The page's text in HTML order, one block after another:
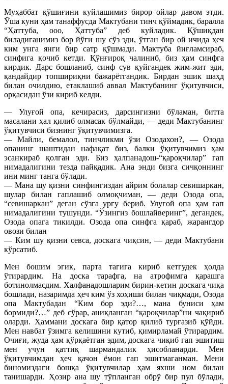
Муҳаббат қўшиғини куйлашимиз бирор ойлар давом этди.
Ўша куни ҳам танаффусда Мактубани тинч қўймадик, баралла
“Ҳаттуба, ооо, Ҳаттуба” деб куйладик. Қўшиқдан
биладиганимиз бор йўғи шу сўз эди, ўтган бир ой ичида ҳеч
ким унга янги бир сатр қўшмади. Мактуба йиғламсираб,
синфига қочиб кетди. Қўнғироқ чалиниб, биз ҳам синфга
кирдик. Дарс бошланиб, синф сув қуйгандек жим-жит эди,
қандайдир топшириқни бажарётгандик. Бирдан эшик шаҳд
билан очилдию, етаклашиб аввал Мактубанинг ўқитувчиси,
орқасидан ўзи кириб келди.
— Улуғой опа, кечирасиз, дарсингизни бўламан, битта
масалани ҳал қилиб олмасак бўлмайди, — деди Мактубанинг
ўқитувчиси бизнинг ўқитувчимизга.
— Майли, бемалол, тинчликми ўзи Озодахон?, — Озода
опанинг шаштидан нафақат биз, балки ўқитувчимиз ҳам
эсанкираб қолган эди. Биз ҳалпанадош-“қароқчилар” гап
нимадалигини тезда пайқадик. Ана энди бизга сичқоннинг
ини минг танга бўлади.
— Мана шу қизни синфингиздан айрим болалар севишаркан,
шулар билан гаплашиб олмоқчиман, — деди Озода опа,
“севишаркан” деган сўзга урғу бериб. Улуғой опа ҳам гап
нимадалигини тушунди. “Ўзингиз бошлайверинг”, дегандек,
Озода опага тикилди. Озода опа синфга қараб, жарангдор
овози билан
— Ким шу қизни севса, доскага чиқсин, — деди Мактубани
кўрсатиб.
Мен бошим эгик, парта тагига кириб кетгудек ҳолда
ўтирардим. На доска тарафга, на атрофимга қарашга
ботинолмасдим. Халфанадошларим бирин-кетин доскага чиқа
бошлади, назаримда ҳеч ким ўз хоҳиши билан чиқмади, Озода
опа Мактубадан “Ким бор эди?…, мана буниси ҳам
бормиди?…” деб сўрар, аниқланган “қароқчилар”ни чақириб
оларди. Ҳаммани доскага бир қатор қилиб турғазиб қўйди.
Мен навбат ўзимга келишини кутиб, қимирламай ўтирардим.
Очиғи, жуда ҳам қўрқаётган эдим, доскага чиқиб гап эшитиш
мен учун қаттиқ шармандалик ҳисобланарди. Мен
ўқитувчимдан ҳеч қачон ёмон гап эшитмаганман. Мени
биномиздаги бошқа ўқитувчилар ҳам яхши ном билан
танишарди. Ҳозир ана шу тўпланган обрў бир пул бўлади,